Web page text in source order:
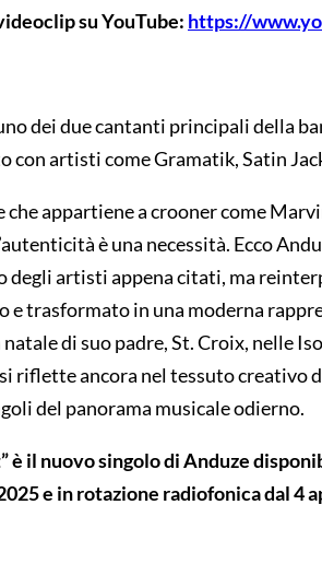
su YouTube: https://
dei due cantanti principali della
con artisti come Gramatik, Satin
che appartiene a crooner come
è una necessità. Ecco
degli artisti appena citati, ma
e trasformato in una moderna
di suo padre, St. Croix, nelle
riflette ancora nel tessuto creativo
del panorama musicale odierno.
è il nuovo singolo di Anduze
e in rotazione radiofonica dal 4